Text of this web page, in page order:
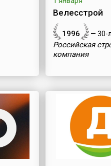
Велесстрой
1996 — 30-
Российская
компания